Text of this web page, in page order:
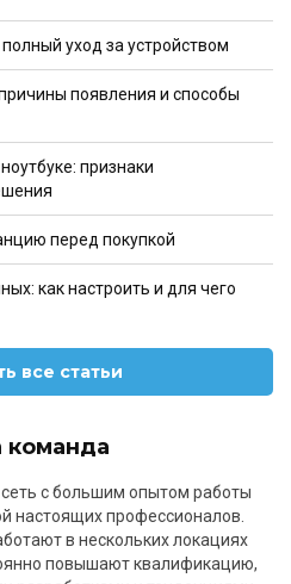
уход за устройством
появления и способы
признаки
перед покупкой
как настроить и для чего
все статьи
команда
сеть с большим опытом работы
настоящих профессионалов.
в нескольких локациях
повышают квалификацию,